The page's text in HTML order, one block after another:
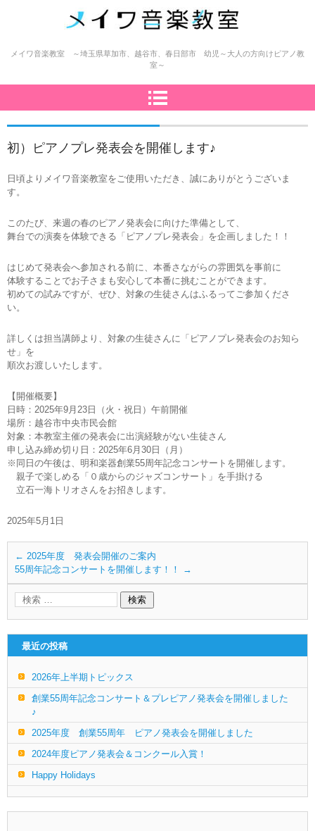
メイワ音楽教室（明和楽器）
メイワ音楽教室 ～埼玉県草加市、越谷市、春日部市 幼児～大人の方向けピアノ教
室～
初）ピアノプレ発表会を開催します♪
日頃よりメイワ音楽教室をご使用いただき、誠にありがとうございま
す。
このたび、来週の春のピアノ発表会に向けた準備として、
舞台での演奏を体験できる「ピアノプレ発表会」を企画しました！！
はじめて発表会へ参加される前に、本番さながらの雰囲気を事前に
体験することでお子さまも安心して本番に挑むことができます。
初めての試みですが、ぜひ、対象の生徒さんはふるってご参加くださ
い。
詳しくは担当講師より、対象の生徒さんに「ピアノプレ発表会のお知ら
せ」を
順次お渡しいたします。
【開催概要】
日時：2025年9月23日（火・祝日）午前開催
場所：越谷市中央市民会館
対象：本教室主催の発表会に出演経験がない生徒さん
申し込み締め切り日：2025年6月30日（月）
※同日の午後は、明和楽器創業55周年記念コンサートを開催します。
親子で楽しめる「０歳からのジャズコンサート」を手掛ける
立石一海トリオさんをお招きします。
2025年5月1日
← 2025年度 発表会開催のご案内
55周年記念コンサートを開催します！！
→
最近の投稿
2026年上半期トピックス
創業55周年記念コンサート＆プレピアノ発表会を開催しました
♪
2025年度 創業55周年 ピアノ発表会を開催しました
2024年度ピアノ発表会＆コンクール入賞！
Happy Holidays